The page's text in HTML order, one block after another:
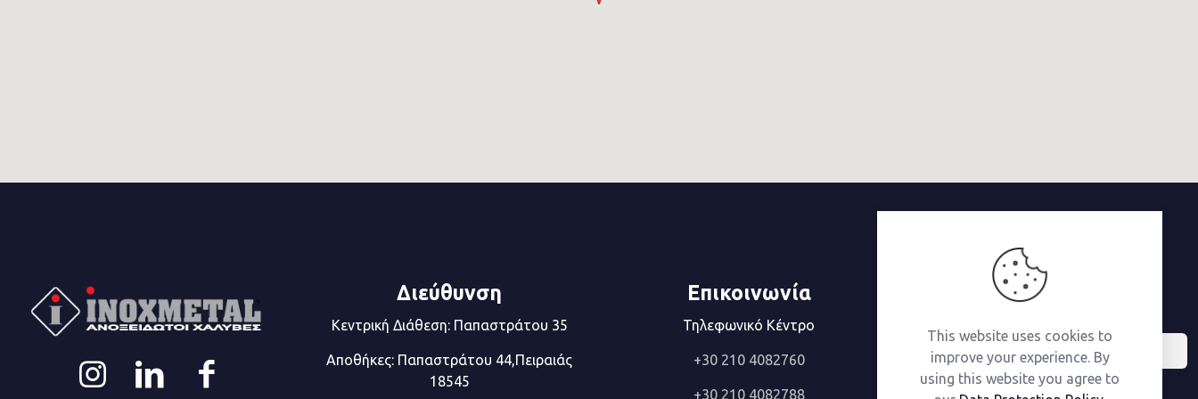
Διεύθυνση
Κεντρική Διάθεση: Παπαστράτου 35
Αποθήκες: Παπαστράτου 44,Πειραιάς
18545
Επικοινωνία
Τηλεφωνικό Κέντρο
+30 210 4082760
+30 210 4082788
Εγγραφή στο Newsletter
This website uses cookies to
improve your experience. By
using this website you agree to